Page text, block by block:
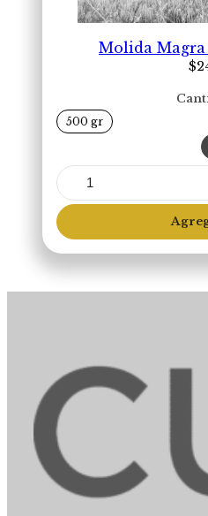
Molida Magra
$
500 gr
Molida
Magra
(Libre
Pastoreo)
cantidad